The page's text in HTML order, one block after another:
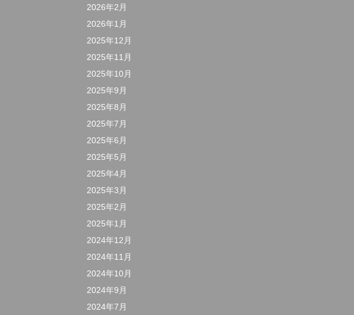
2026年2月
2026年1月
2025年12月
2025年11月
2025年10月
2025年9月
2025年8月
2025年7月
2025年6月
2025年5月
2025年4月
2025年3月
2025年2月
2025年1月
2024年12月
2024年11月
2024年10月
2024年9月
2024年7月